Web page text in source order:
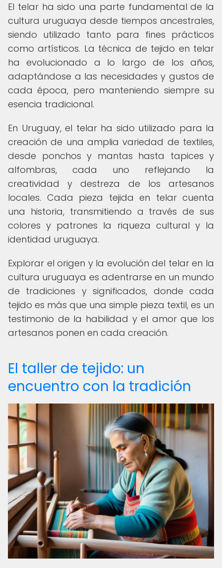
El telar ha sido una parte fundamental de la
cultura uruguaya desde tiempos ancestrales,
siendo utilizado tanto para fines prácticos
como artísticos. La técnica de tejido en telar
ha evolucionado a lo largo de los años,
adaptándose a las necesidades y gustos de
cada época, pero manteniendo siempre su
esencia tradicional.
En Uruguay, el telar ha sido utilizado para la
creación de una amplia variedad de textiles,
desde ponchos y mantas hasta tapices y
alfombras, cada uno reflejando la
creatividad y destreza de los artesanos
locales. Cada pieza tejida en telar cuenta
una historia, transmitiendo a través de sus
colores y patrones la riqueza cultural y la
identidad uruguaya.
Explorar el origen y la evolución del telar en la
cultura uruguaya es adentrarse en un mundo
de tradiciones y significados, donde cada
tejido es más que una simple pieza textil, es un
testimonio de la habilidad y el amor que los
artesanos ponen en cada creación.
El taller de tejido: un
encuentro con la tradición